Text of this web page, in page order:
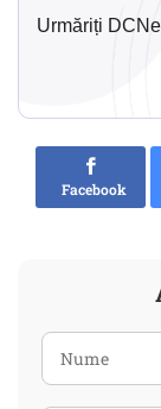
Urmăriți
Facebook